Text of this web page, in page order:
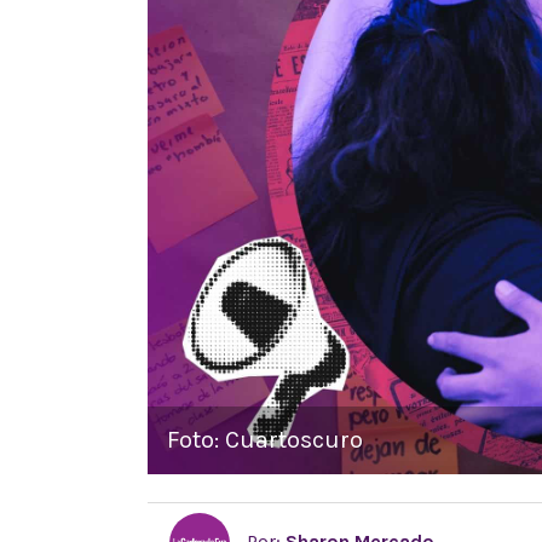
Foto: Cuartoscuro